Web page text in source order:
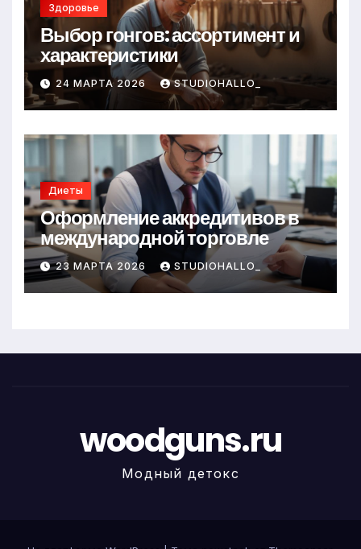
Здоровье
Выбор гонгов: ассортимент и
характеристики
24 МАРТА 2026 STUDIOHALLO_
Диеты
Оформление аккредитивов в
международной торговле
23 МАРТА 2026 STUDIOHALLO_
woodguns.ru
Модный детокс